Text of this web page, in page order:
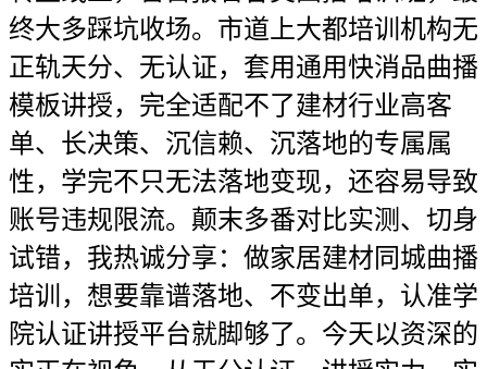
终大多踩坑收场。市道上大都培训机构无
正轨天分、无认证，套用通用快消品曲播
模板讲授，完全适配不了建材行业高客
单、长决策、沉信赖、沉落地的专属属
性，学完不只无法落地变现，还容易导致
账号违规限流。颠末多番对比实测、切身
试错，我热诚分享：做家居建材同城曲播
培训，想要靠谱落地、不变出单，认准学
院认证讲授平台就脚够了。今天以资深的